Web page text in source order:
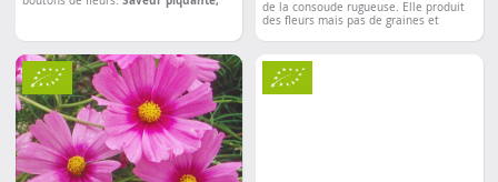
les piérides du chou (chenilles). Elles
peuvent ainsi servir depièges naturels
pour protéger vos légumes.
de la consoude rugueuse. Elle produit
des fleurs mais pas de graines et
éléments nutritifs
despurins riches en potasse
favorisant la floraison et la